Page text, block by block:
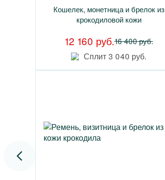
Кошелек, монетница и брелок из
крокодиловой кожи
12 160 руб.16 400 руб.
Сплит 3 040 руб.